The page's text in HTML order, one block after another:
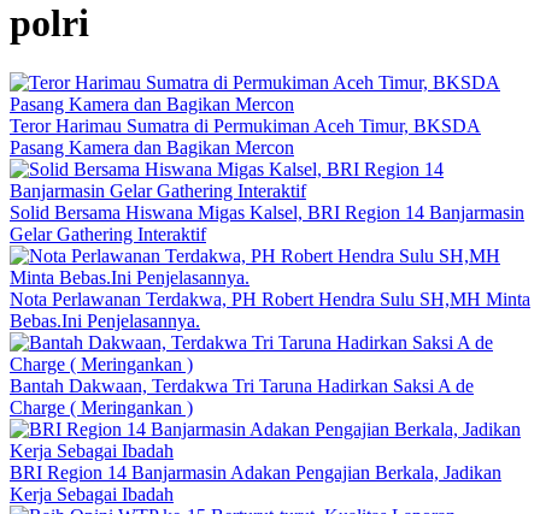
polri
Teror Harimau Sumatra di Permukiman Aceh Timur, BKSDA
Pasang Kamera dan Bagikan Mercon
Solid Bersama Hiswana Migas Kalsel, BRI Region 14 Banjarmasin
Gelar Gathering Interaktif
Nota Perlawanan Terdakwa, PH Robert Hendra Sulu SH,MH Minta
Bebas.Ini Penjelasannya.
Bantah Dakwaan, Terdakwa Tri Taruna Hadirkan Saksi A de
Charge ( Meringankan )
BRI Region 14 Banjarmasin Adakan Pengajian Berkala, Jadikan
Kerja Sebagai Ibadah